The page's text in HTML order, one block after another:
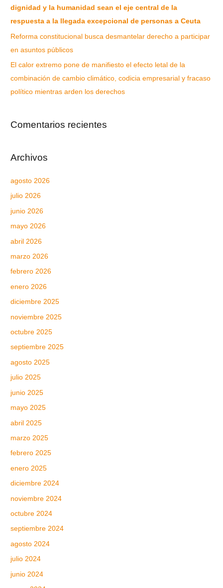
dignidad y la humanidad sean el eje central de la
respuesta a la llegada excepcional de personas a Ceuta
Reforma constitucional busca desmantelar derecho a participar
en asuntos públicos
El calor extremo pone de manifiesto el efecto letal de la
combinación de cambio climático, codicia empresarial y fracaso
político mientras arden los derechos
Comentarios recientes
Archivos
agosto 2026
julio 2026
junio 2026
mayo 2026
abril 2026
marzo 2026
febrero 2026
enero 2026
diciembre 2025
noviembre 2025
octubre 2025
septiembre 2025
agosto 2025
julio 2025
junio 2025
mayo 2025
abril 2025
marzo 2025
febrero 2025
enero 2025
diciembre 2024
noviembre 2024
octubre 2024
septiembre 2024
agosto 2024
julio 2024
junio 2024